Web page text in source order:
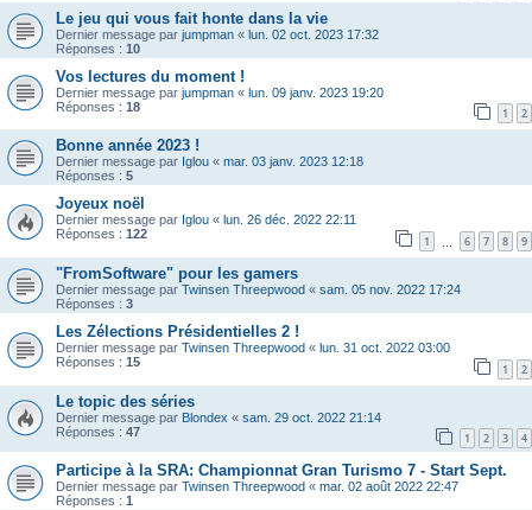
Le jeu qui vous fait honte dans la vie
Dernier message par jumpman « lun. 02 oct. 2023 17:32
Réponses : 10
Vos lectures du moment !
Dernier message par jumpman « lun. 09 janv. 2023 19:20
Réponses : 18 1 2
Bonne année 2023 !
Dernier message par Iglou « mar. 03 janv. 2023 12:18
Réponses : 5
Joyeux noël
Dernier message par Iglou « lun. 26 déc. 2022 22:11
Réponses : 122 1 6 7 8 9
"FromSoftware" pour les gamers
Dernier message par Twinsen Threepwood « sam. 05 nov. 2022 17:24
Réponses : 3
Les Zélections Présidentielles 2 !
Dernier message par Twinsen Threepwood « lun. 31 oct. 2022 03:00
Réponses : 15 1 2
Le topic des séries
Dernier message par Blondex « sam. 29 oct. 2022 21:14
Réponses : 47 1 2 3 4
Participe à la SRA: Championnat Gran Turismo 7 - Start Sept.
Dernier message par Twinsen Threepwood « mar. 02 août 2022 22:47
Réponses : 1